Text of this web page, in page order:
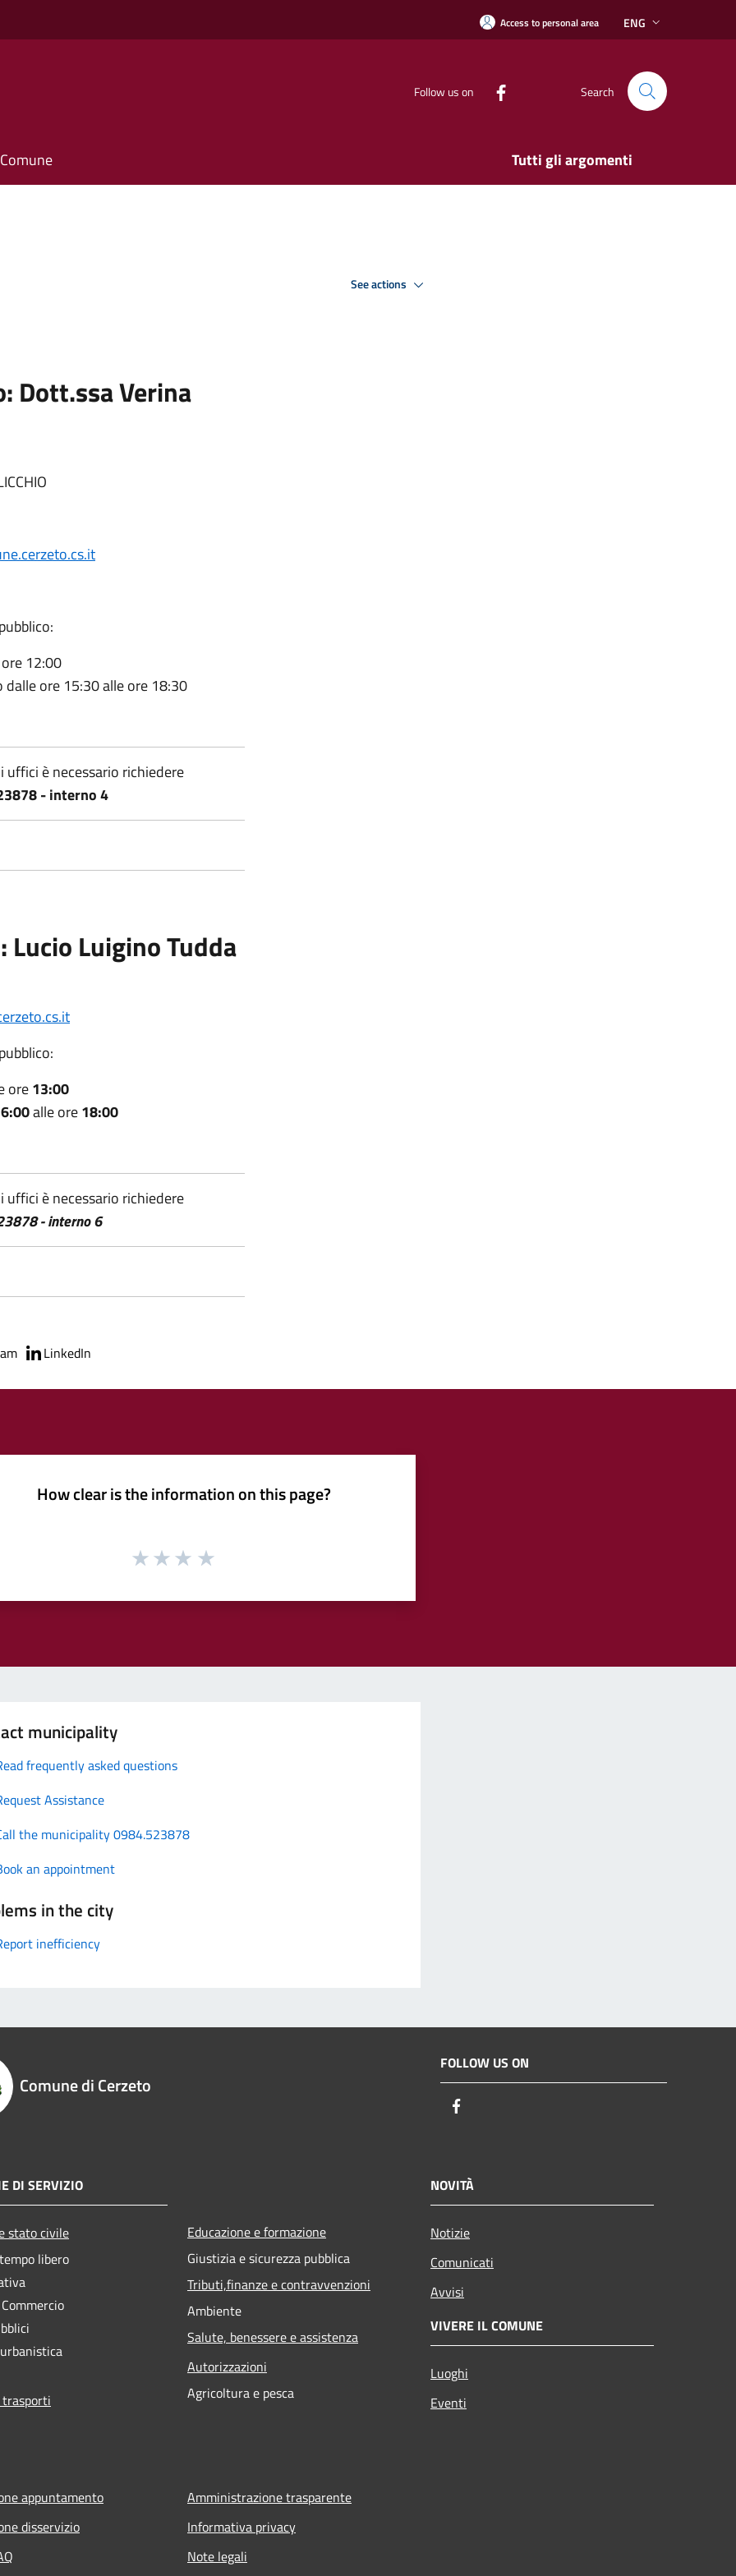
Access to personal area ENG
Follow us on Search
Tutti gli argomenti
Dott.ssa Verina
12:00
ore 15:30 alle ore 18:30
uffici è necessario richiedere
- interno 4
Luigino Tudda
ore13:00
alle ore18:00
uffici è necessario richiedere
- interno 6
LinkedIn
See actions
How clear is the information on this page?
municipality
frequently asked questions
Assistance
the municipality 0984.523878
an appointment
in the city
inefficiency
Comune di Cerzeto
FOLLOW US ON
DI SERVIZIO
stato civile
libero
Educazione e formazione
Giustizia e sicurezza pubblica
Tributi,finanze e contravvenzioni
Ambiente
Salute, benessere e assistenza
Autorizzazioni
Agricoltura e pesca
NOVITÀ
Notizie
Comunicati
Avvisi
VIVERE IL COMUNE
Luoghi
Eventi
appuntamento
disservizio
Amministrazione trasparente
Informativa privacy
Note legali